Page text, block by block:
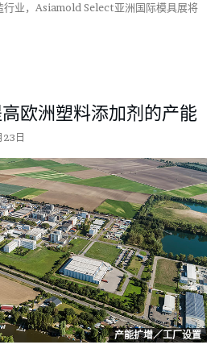
行业，Asiamold Select亚洲国际模具展将
欧洲塑料添加剂的产能
日
产能扩增／工厂设置